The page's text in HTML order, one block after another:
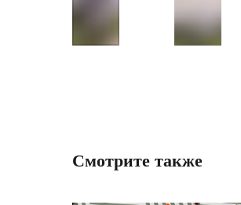
Смотрите также